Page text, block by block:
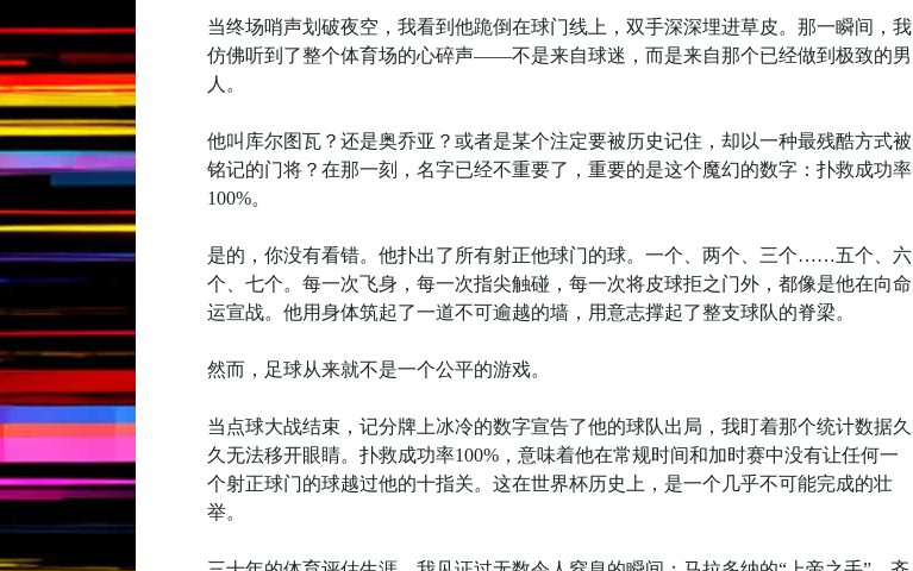
当终场哨声划破夜空，我看到他跪倒在球门线上，双手深深埋进草皮。那一瞬间，我
仿佛听到了整个体育场的心碎声——不是来自球迷，而是来自那个已经做到极致的男
人。
他叫库尔图瓦？还是奥乔亚？或者是某个注定要被历史记住，却以一种最残酷方式被
铭记的门将？在那一刻，名字已经不重要了，重要的是这个魔幻的数字：扑救成功率
100%。
是的，你没有看错。他扑出了所有射正他球门的球。一个、两个、三个……五个、六
个、七个。每一次飞身，每一次指尖触碰，每一次将皮球拒之门外，都像是他在向命
运宣战。他用身体筑起了一道不可逾越的墙，用意志撑起了整支球队的脊梁。
然而，足球从来就不是一个公平的游戏。
当点球大战结束，记分牌上冰冷的数字宣告了他的球队出局，我盯着那个统计数据久
久无法移开眼睛。扑救成功率100%，意味着他在常规时间和加时赛中没有让任何一
个射正球门的球越过他的十指关。这在世界杯历史上，是一个几乎不可能完成的壮
举。